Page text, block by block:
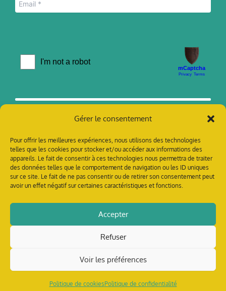
Gérer le consentement
Pour offrir les meilleures expériences, nous utilisons des technologies
telles que les cookies pour stocker et/ou accéder aux informations des
appareils. Le fait de consentir à ces technologies nous permettra de traiter
des données telles que le comportement de navigation ou les ID uniques
sur ce site. Le fait de ne pas consentir ou de retirer son consentement peut
avoir un effet négatif sur certaines caractéristiques et fonctions.
Accepter
Refuser
Voir les préférences
Politique de cookiesPolitique de confidentialité
contact @ tillandsia-prod.org
Crédits photo : Tillandsia
Web & design :
CGU–Cookies